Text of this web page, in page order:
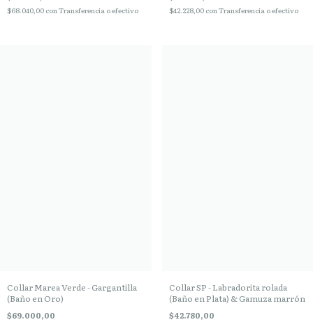
$68.040,00 con Transferencia o efectivo $42.228,00 con Transferencia o efectivo
Collar Marea Verde - Gargantilla
(Baño en Oro)
$69.000,00
Collar SP - Labradorita rolada
(Baño en Plata) & Gamuza marrón
$42.780,00